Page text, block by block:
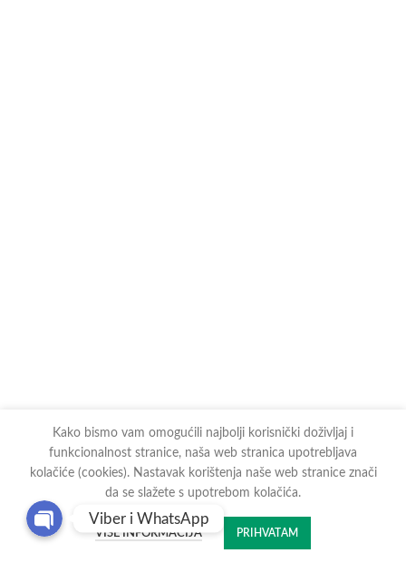
Kako bismo vam omogućili najbolji korisnički doživljaj i
funkcionalnost stranice, naša web stranica upotrebljava
kolačiće (cookies). Nastavak korištenja naše web stranice znači
da se slažete s upotrebom kolačića.
VIŠE INFORMACIJA PRIHVATAM
Viber i WhatsApp